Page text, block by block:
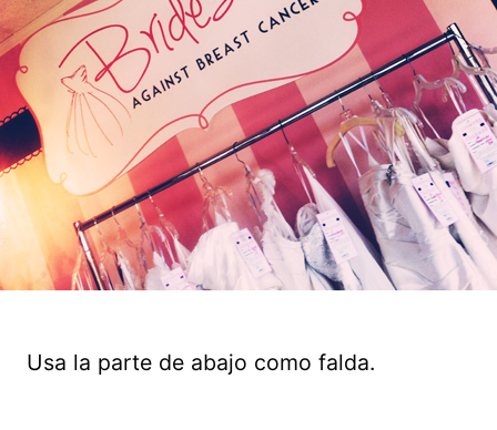
Usa la parte de abajo como falda.